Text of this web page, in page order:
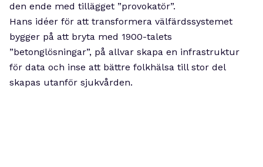
den ende med tillägget ”provokatör”.
Hans idéer för att transformera välfärdssystemet
bygger på att bryta med 1900-talets
”betonglösningar”, på allvar skapa en infrastruktur
för data och inse att bättre folkhälsa till stor del
skapas utanför sjukvården.